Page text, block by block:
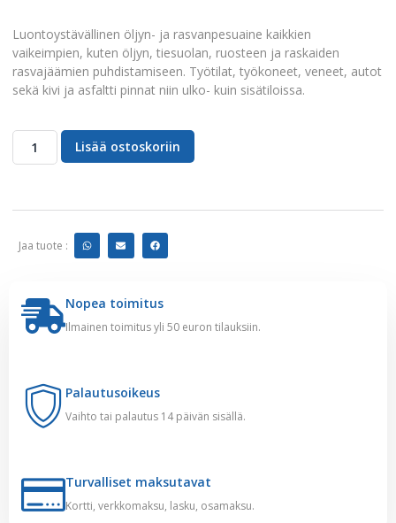
Luontoystävällinen öljyn- ja rasvanpesuaine kaikkien
vaikeimpien, kuten öljyn, tiesuolan, ruosteen ja raskaiden
rasvajäämien puhdistamiseen. Työtilat, työkoneet, veneet, autot
sekä kivi ja asfaltti pinnat niin ulko- kuin sisätiloissa.
Lisää ostoskoriin
Jaa tuote :
Nopea toimitus
Ilmainen toimitus yli 50 euron tilauksiin.
Palautusoikeus
Vaihto tai palautus 14 päivän sisällä.
Turvalliset maksutavat
Kortti, verkkomaksu, lasku, osamaksu.